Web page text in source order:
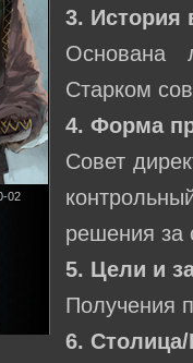
02
3. История
Основана
Старком
4. Форма
Совет
решения за
5. Цели и
Получения
6.